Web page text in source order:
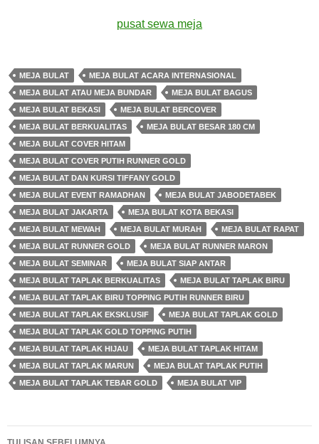
pusat sewa meja
MEJA BULAT
MEJA BULAT ACARA INTERNASIONAL
MEJA BULAT ATAU MEJA BUNDAR
MEJA BULAT BAGUS
MEJA BULAT BEKASI
MEJA BULAT BERCOVER
MEJA BULAT BERKUALITAS
MEJA BULAT BESAR 180 CM
MEJA BULAT COVER HITAM
MEJA BULAT COVER PUTIH RUNNER GOLD
MEJA BULAT DAN KURSI TIFFANY GOLD
MEJA BULAT EVENT RAMADHAN
MEJA BULAT JABODETABEK
MEJA BULAT JAKARTA
MEJA BULAT KOTA BEKASI
MEJA BULAT MEWAH
MEJA BULAT MURAH
MEJA BULAT RAPAT
MEJA BULAT RUNNER GOLD
MEJA BULAT RUNNER MARON
MEJA BULAT SEMINAR
MEJA BULAT SIAP ANTAR
MEJA BULAT TAPLAK BERKUALITAS
MEJA BULAT TAPLAK BIRU
MEJA BULAT TAPLAK BIRU TOPPING PUTIH RUNNER BIRU
MEJA BULAT TAPLAK EKSKLUSIF
MEJA BULAT TAPLAK GOLD
MEJA BULAT TAPLAK GOLD TOPPING PUTIH
MEJA BULAT TAPLAK HIJAU
MEJA BULAT TAPLAK HITAM
MEJA BULAT TAPLAK MARUN
MEJA BULAT TAPLAK PUTIH
MEJA BULAT TAPLAK TEBAR GOLD
MEJA BULAT VIP
Navigasi